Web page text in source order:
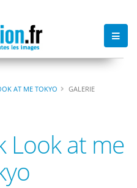
AT ME TOKYO GALERIE
Look at me